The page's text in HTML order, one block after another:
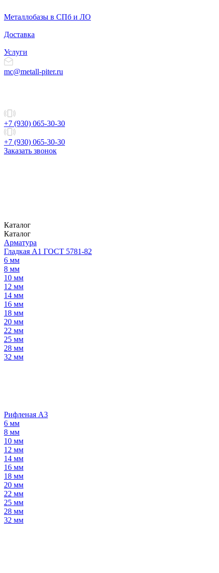
Металлобазы в СПб и ЛО
Доставка
Услуги
mc@metall-piter.ru
+7 (930) 065-30-30
+7 (930) 065-30-30
Заказать звонок
Каталог
Каталог
Арматура
Гладкая А1 ГОСТ 5781-82
6 мм
8 мм
10 мм
12 мм
14 мм
16 мм
18 мм
20 мм
22 мм
25 мм
28 мм
32 мм
Рифленая А3
6 мм
8 мм
10 мм
12 мм
14 мм
16 мм
18 мм
20 мм
22 мм
25 мм
28 мм
32 мм